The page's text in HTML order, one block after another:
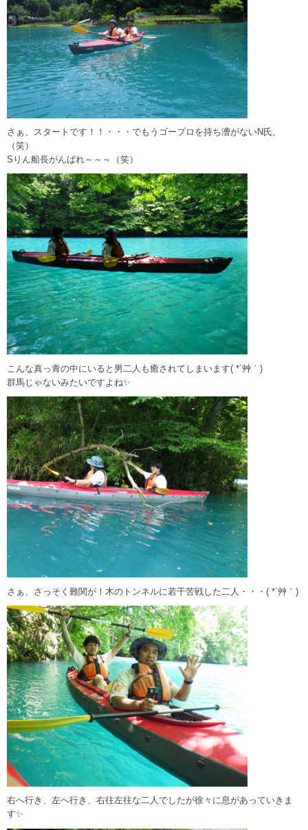
さぁ、スタートです！！・・・でもうゴープロを持ち漕がないN氏。
（笑）
Sりん船長がんばれ～～～（笑）
こんな真っ青の中にいると男二人も癒されてしまいます( *´艸｀)
群馬じゃないみたいですよね✨
さぁ、さっそく難関が！木のトンネルに若干苦戦した二人・・・( *´艸｀)
右へ行き、左へ行き、右往左往な二人でしたが徐々に息があっていきま
す✨